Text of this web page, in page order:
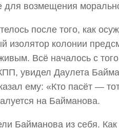
для возмещения
после того, как
изолятор колонии
Всё началось с
увидел Даулета
ему: «Кто пасёт —
на Байманова.
Байманова из себя.